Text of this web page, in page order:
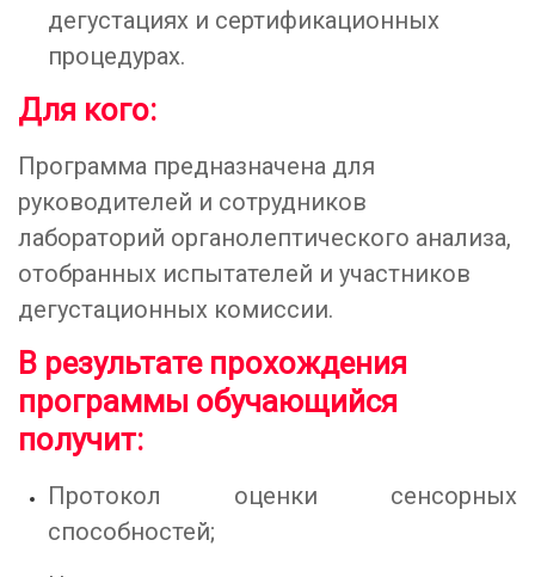
дегустациях и сертификационных
процедурах.
Для кого:
Программа предназначена для
руководителей и сотрудников
лабораторий органолептического анализа,
отобранных испытателей и участников
дегустационных комиссии.
В результате прохождения
программы обучающийся
получит:
Протокол оценки сенсорных
способностей;